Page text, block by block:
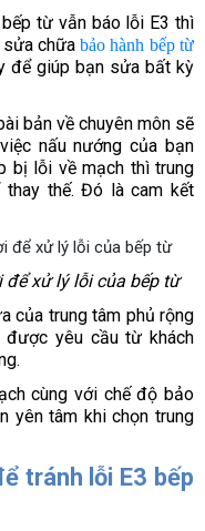
từ vẫn báo lỗi E3 thì
sửa chữa bảo hành bếp từ
để giúp bạn sửa bất kỳ
bản về chuyên môn sẽ
nấu nướng của bạn
bị lỗi về mạch thì trung
thế. Đó là cam kết
để xử lý lỗi của bếp từ
của trung tâm phủ rộng
được yêu cầu từ khách
cùng với chế độ bảo
yên tâm khi chọn trung
tránh lỗi E3 bếp